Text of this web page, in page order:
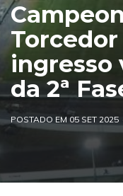
ingresso
da 2ª
POSTADO EM 05 SET 2025